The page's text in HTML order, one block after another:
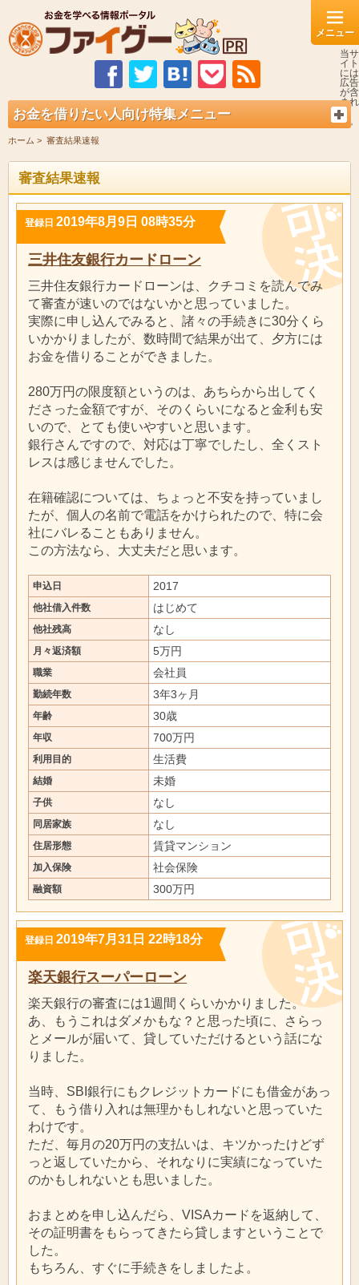
当サ
イト
には
広告
が含
まれ
ま
す。
お金を借りたい人向け特集メニュー
ホーム 審査結果速報
審査結果速報
登録日 2019年8月9日 08時35分
三井住友銀行カードローン
三井住友銀行カードローンは、クチコミを読んでみ
て審査が速いのではないかと思っていました。
実際に申し込んでみると、諸々の手続きに30分くら
いかかりましたが、数時間で結果が出て、夕方には
お金を借りることができました。
280万円の限度額というのは、あちらから出してく
ださった金額ですが、そのくらいになると金利も安
いので、とても使いやすいと思います。
銀行さんですので、対応は丁寧でしたし、全くスト
レスは感じませんでした。
在籍確認については、ちょっと不安を持っていまし
たが、個人の名前で電話をかけられたので、特に会
社にバレることもありません。
この方法なら、大丈夫だと思います。
申込日 2017
他社借入件数 はじめて
他社残高 なし
月々返済額 5万円
職業 会社員
勤続年数 3年3ヶ月
年齢 30歳
年収 700万円
利用目的 生活費
結婚 未婚
子供 なし
同居家族 なし
住居形態 賃貸マンション
加入保険 社会保険
融資額 300万円
登録日 2019年7月31日 22時18分
楽天銀行スーパーローン
楽天銀行の審査には1週間くらいかかりました。
あ、もうこれはダメかもな？と思った頃に、さらっ
とメールが届いて、貸していただけるという話にな
りました。
当時、SBI銀行にもクレジットカードにも借金があっ
て、もう借り入れは無理かもしれないと思っていた
わけです。
ただ、毎月の20万円の支払いは、キツかったけどず
っと返していたから、それなりに実績になっていた
のかもしれないとも思いました。
おまとめを申し込んだら、VISAカードを返納して、
その証明書をもらってきたら貸しますということで
した。
もちろん、すぐに手続きをしましたよ。